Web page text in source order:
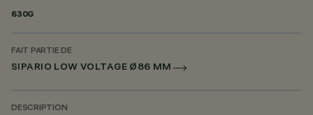
630G
FAIT PARTIE DE
SIPARIO LOW VOLTAGE Ø86 MM
DESCRIPTION